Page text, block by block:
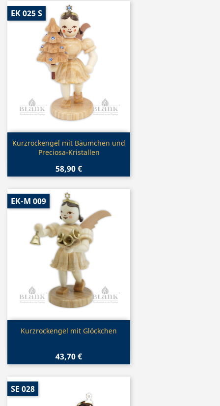
Vorschau
Kurzrockengel mit Bäumchen und
Preciosa-Kristallen
58,90 €
EK 025 S
Vorschau
Kurzrockengel mit Glöckchen
43,70 €
EK-M 009
SE 028